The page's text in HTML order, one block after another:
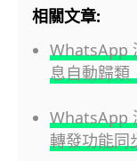
相關文章:
WhatsApp
息自動歸類
WhatsApp
轉發功能同